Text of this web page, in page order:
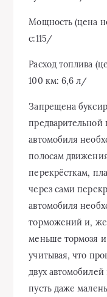
Мощность (цена
с:115/
Расход топлива
100 км: 6,6 л/
Запрещена
предварительной
автомобиля
полосам
перекрёсткам,
через сами
автомобиля
торможений и,
меньше тормозя и
учитывая, что
двух автомобилей
пусть даже